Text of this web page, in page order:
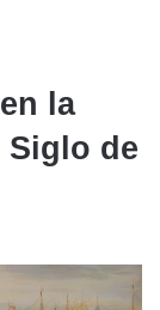
la
de